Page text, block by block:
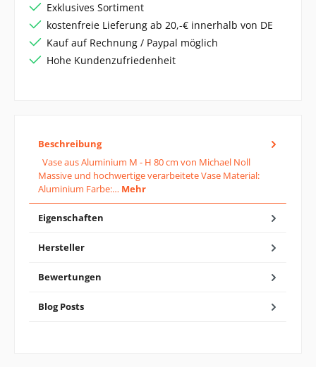
Exklusives Sortiment
kostenfreie Lieferung ab 20,-€ innerhalb von DE
Kauf auf Rechnung / Paypal möglich
Hohe Kundenzufriedenheit
Beschreibung
Vase aus Aluminium M - H 80 cm von Michael Noll
Massive und hochwertige verarbeitete Vase Material:
Aluminium Farbe:… Mehr
Eigenschaften
Hersteller
Bewertungen
Blog Posts